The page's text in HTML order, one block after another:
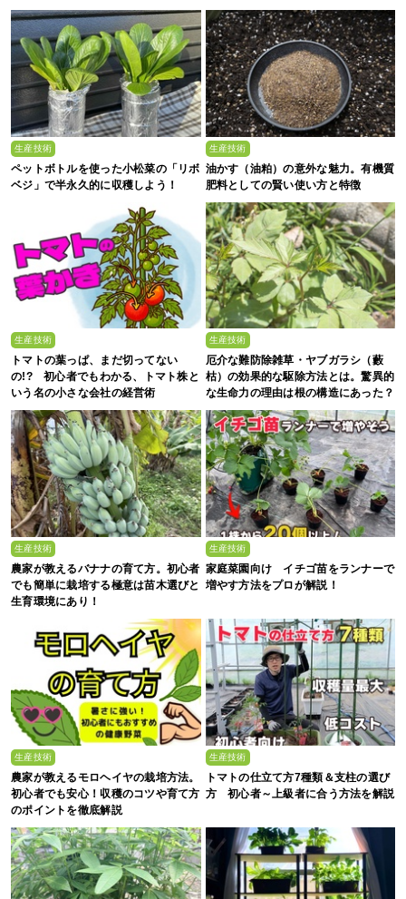
生産技術
ペットボトルを使った小松菜の「リボ
ベジ」で半永久的に収穫しよう！
生産技術
油かす（油粕）の意外な魅力。有機質
肥料としての賢い使い方と特徴
生産技術
トマトの葉っぱ、まだ切ってない
の!? 初心者でもわかる、トマト株と
いう名の小さな会社の経営術
生産技術
厄介な難防除雑草・ヤブガラシ（藪
枯）の効果的な駆除方法とは。驚異的
な生命力の理由は根の構造にあった？
生産技術
農家が教えるバナナの育て方。初心者
でも簡単に栽培する極意は苗木選びと
生育環境にあり！
生産技術
家庭菜園向け イチゴ苗をランナーで
増やす方法をプロが解説！
生産技術
農家が教えるモロヘイヤの栽培方法。
初心者でも安心！収穫のコツや育て方
のポイントを徹底解説
生産技術
トマトの仕立て方7種類＆支柱の選び
方 初心者～上級者に合う方法を解説